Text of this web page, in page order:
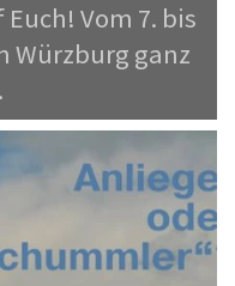
Vom 7. bis
Würzburg ganz